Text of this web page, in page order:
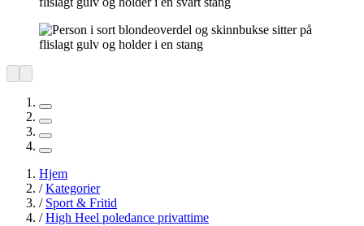
Hjem
/Kategorier
/ Sport & Fritid
/High Heel poledance privattime